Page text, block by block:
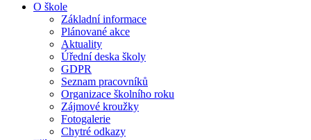
O škole
Základní informace
Plánované akce
Aktuality
Úřední deska školy
GDPR
Seznam pracovníků
Organizace školního roku
Zájmové kroužky
Fotogalerie
Chytré odkazy